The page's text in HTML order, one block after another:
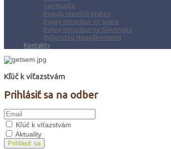
Spiritualita
Regula Menších bratov
Dejiny minoritov vo svete
Dejiny minoritov na Slovensku
Rytierstvo Nepoškvrnenej
Kontakty
Kľúč k víťazstvám
Prihlásiť sa na odber
Kľúč k víťazstvám
Aktuality
Prihlásiť sa